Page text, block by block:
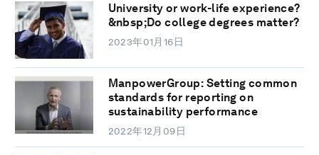
University or work-life experience?
&nbsp;Do college degrees matter?
2023年01月16日
ManpowerGroup: Setting common
standards for reporting on
sustainability performance
2022年12月09日